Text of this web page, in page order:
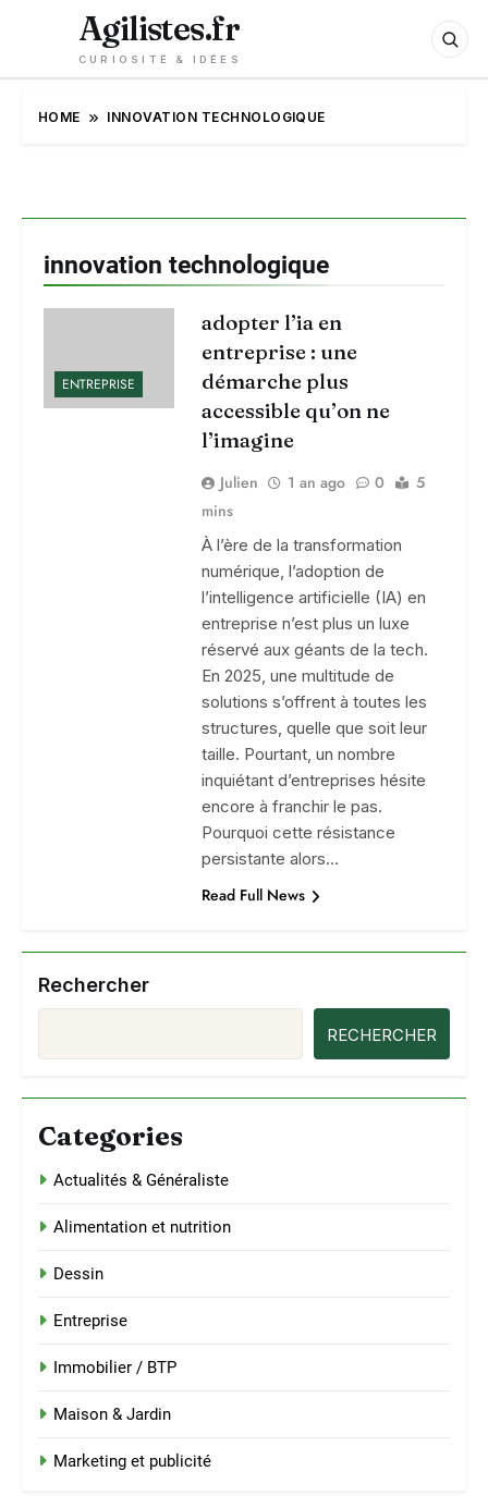
Agilistes.fr
CURIOSITÉ & IDÉES
HOME INNOVATION TECHNOLOGIQUE
innovation technologique
ENTREPRISE
adopter l’ia en
entreprise : une
démarche plus
accessible qu’on ne
l’imagine
Julien 1 an ago 0
5
mins
À l’ère de la transformation
numérique, l’adoption de
l’intelligence artificielle (IA) en
entreprise n’est plus un luxe
réservé aux géants de la tech.
En 2025, une multitude de
solutions s’offrent à toutes les
structures, quelle que soit leur
taille. Pourtant, un nombre
inquiétant d’entreprises hésite
encore à franchir le pas.
Pourquoi cette résistance
persistante alors…
Read Full News
Rechercher
RECHERCHER
Categories
Actualités & Généraliste
Alimentation et nutrition
Dessin
Entreprise
Immobilier / BTP
Maison & Jardin
Marketing et publicité